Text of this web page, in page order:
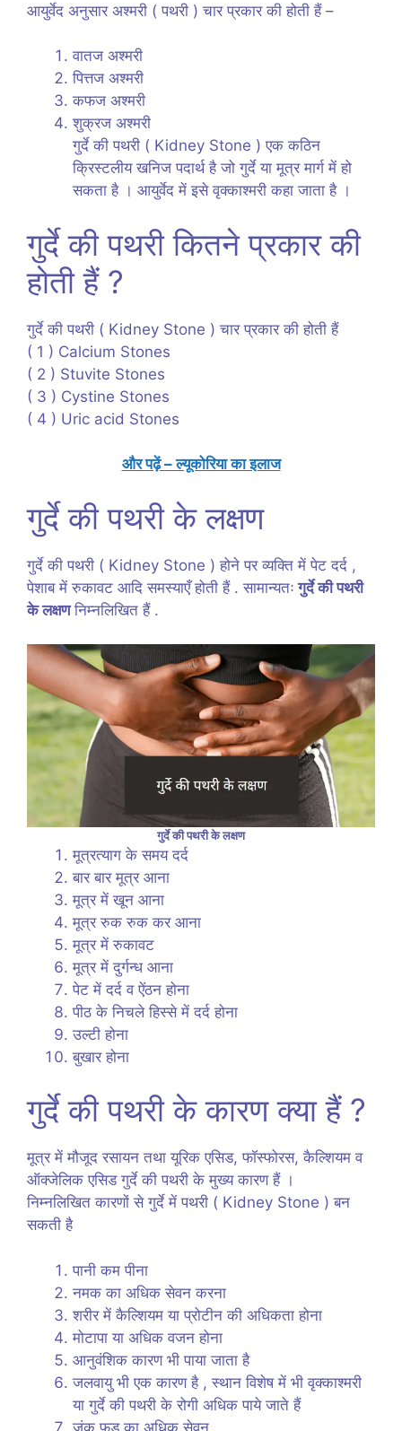
आयुर्वेद अनुसार अश्मरी ( पथरी ) चार प्रकार की होती हैं –
वातज अश्मरी
पित्तज अश्मरी
कफज अश्मरी
शुक्रज अश्मरी
गुर्दे की पथरी ( Kidney Stone ) एक कठिन
क्रिस्टलीय खनिज पदार्थ है जो गुर्दे या मूत्र मार्ग में हो
सकता है । आयुर्वेद में इसे वृक्काश्मरी कहा जाता है ।
गुर्दे की पथरी कितने प्रकार की
होती हैं ?
गुर्दे की पथरी ( Kidney Stone ) चार प्रकार की होती हैं
( 1 ) Calcium Stones
( 2 ) Stuvite Stones
( 3 ) Cystine Stones
( 4 ) Uric acid Stones
और पढ़ें – ल्यूकोरिया का इलाज
गुर्दे की पथरी के लक्षण
गुर्दे की पथरी ( Kidney Stone ) होने पर व्यक्ति में पेट दर्द ,
पेशाब में रुकावट आदि समस्याएँ होती हैं . सामान्यतः गुर्दे की पथरी
के लक्षणनिम्नलिखित हैं .
गुर्दे की पथरी के लक्षण
मूत्रत्याग के समय दर्द
बार बार मूत्र आना
मूत्र में खून आना
मूत्र रुक रुक कर आना
मूत्र में रुकावट
मूत्र में दुर्गन्ध आना
पेट में दर्द व ऐंठन होना
पीठ के निचले हिस्से में दर्द होना
उल्टी होना
बुखार होना
गुर्दे की पथरी के कारण क्या हैं ?
मूत्र में मौजूद रसायन तथा यूरिक एसिड, फॉस्फोरस, कैल्शियम व
ऑक्जेलिक एसिड गुर्दे की पथरी के मुख्य कारण हैं ।
निम्नलिखित कारणों से गुर्दे में पथरी ( Kidney Stone ) बन
सकती है
पानी कम पीना
नमक का अधिक सेवन करना
शरीर में कैल्शियम या प्रोटीन की अधिकता होना
मोटापा या अधिक वजन होना
आनुवंशिक कारण भी पाया जाता है
जलवायु भी एक कारण है , स्थान विशेष में भी वृक्काश्मरी
या गुर्दे की पथरी के रोगी अधिक पाये जाते हैं
जंक फूड का अधिक सेवन